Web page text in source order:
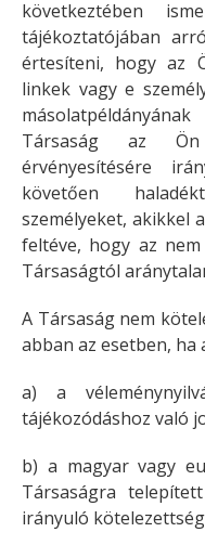
következtében
tájékoztatójában
értesíteni, hogy az
linkek vagy e
Társaság az
érvényesítésére
követően
személyeket, akikkel
feltéve, hogy az
Társaságtól
A Társaság nem
abban az esetben, ha
a) a
tájékozódáshoz való
b) a magyar vagy
Társaságra
irányuló